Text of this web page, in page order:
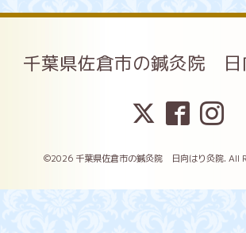
千葉県佐倉市の鍼灸院 日
©2026 千葉県佐倉市の鍼灸院 日向はり灸院. All